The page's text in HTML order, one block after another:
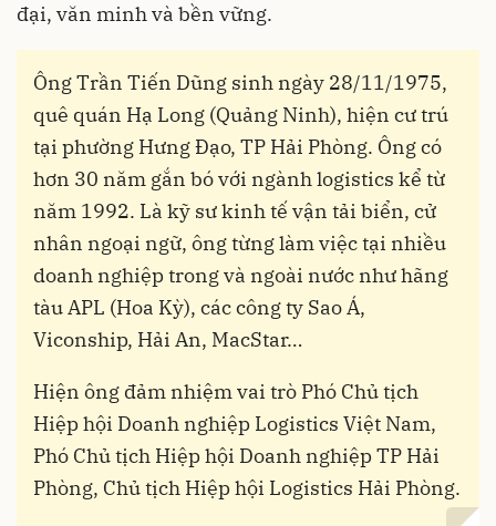
đại, văn minh và bền vững.
Ông Trần Tiến Dũng sinh ngày 28/11/1975,
quê quán Hạ Long (Quảng Ninh), hiện cư trú
tại phường Hưng Đạo, TP Hải Phòng. Ông có
hơn 30 năm gắn bó với ngành logistics kể từ
năm 1992. Là kỹ sư kinh tế vận tải biển, cử
nhân ngoại ngữ, ông từng làm việc tại nhiều
doanh nghiệp trong và ngoài nước như hãng
tàu APL (Hoa Kỳ), các công ty Sao Á,
Viconship, Hải An, MacStar…
Hiện ông đảm nhiệm vai trò Phó Chủ tịch
Hiệp hội Doanh nghiệp Logistics Việt Nam,
Phó Chủ tịch Hiệp hội Doanh nghiệp TP Hải
Phòng, Chủ tịch Hiệp hội Logistics Hải Phòng.